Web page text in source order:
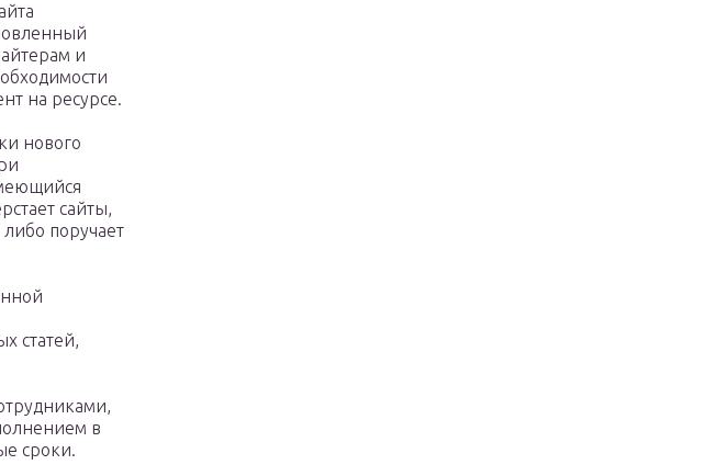
и
на ресурсе.
нового
сайты,
поручает
статей,
в
сроки.